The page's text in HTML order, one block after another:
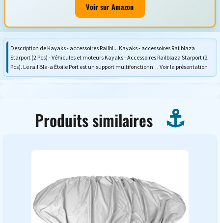
Voir sur Amazon
Description de Kayaks - accessoires Railbl... Kayaks - accessoires Railblaza
Starport (2 Pcs) - Véhicules et moteurs Kayaks - Accessoires Railblaza Starport (2
Pcs). Le rail Bla-a Étoile Port est un support multifonctionn… Voir la présentation
Produits similaires